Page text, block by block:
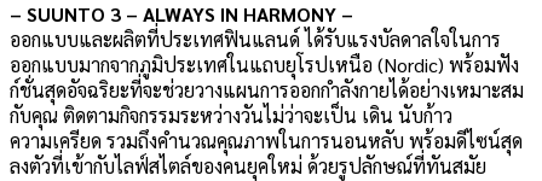
– SUUNTO 3 – ALWAYS IN HARMONY –
ออกแบบและผลิตที่ประเทศฟินแลนด์ ได้รับแรงบัลดาลใจในการ
ออกแบบมากจากภูมิประเทศในแถบยุโรปเหนือ (Nordic) พร้อมฟัง
ก์ชั่นสุดอัจฉริยะที่จะช่วยวางแผนการออกกำลังกายได้อย่างเหมาะสม
กับคุณ ติดตามกิจกรรมระหว่างวันไม่ว่าจะเป็น เดิน นับก้าว
ความเครียด รวมถึงคำนวณคุณภาพในการนอนหลับ พร้อมดีไซน์สุด
ลงตัวที่เข้ากับไลฟ์สไตล์ของคนยุคใหม่ ด้วยรูปลักษณ์ที่ทันสมัย